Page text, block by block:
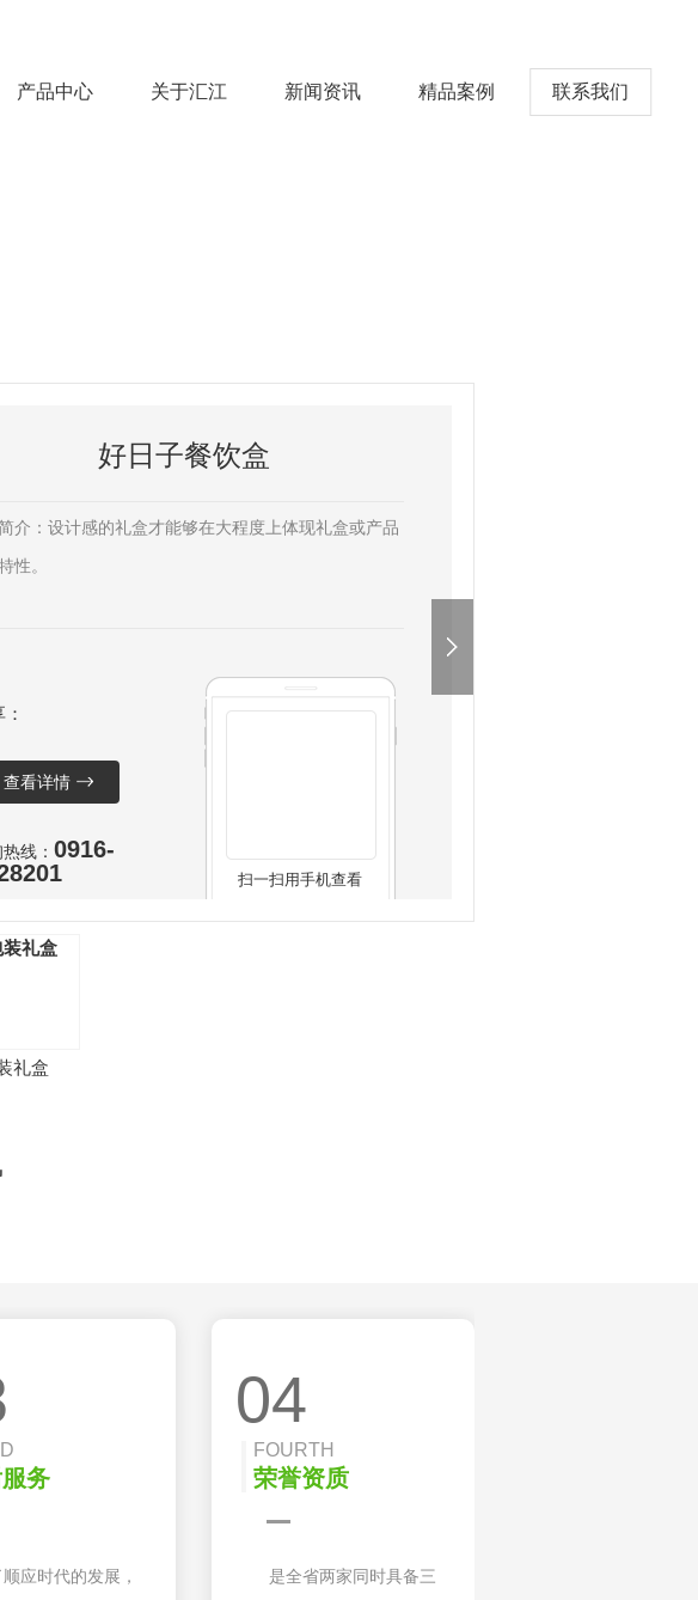
产品中心 关于汇江 新闻资讯 精品案例 联系我们
好日子餐饮盒
介：设计感的礼盒才能够在大程度上体现礼盒或产品
性。
查看详情
线： 0916-
扫一扫用手机查看
礼盒
务
应时代的发展，
04
FOURTH
荣誉资质
是全省两家同时具备三